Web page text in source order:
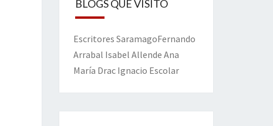
BLOGS QUE VISITO
Escritores SaramagoFernando
Arrabal Isabel Allende Ana
María Drac Ignacio Escolar